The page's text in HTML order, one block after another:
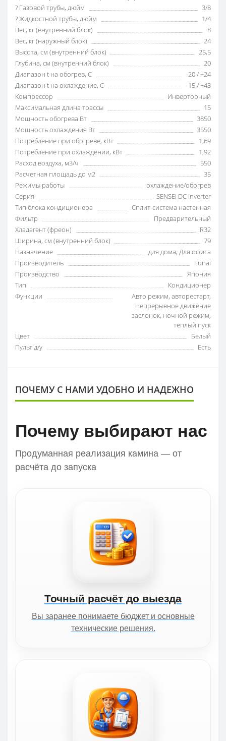
? Газовой трубы, дюйм
3/8
? Жидкостной трубы, дюйм
1/4
Вес, кг (внутренний блок)
8
Вес, кг (наружный блок)
24
Высота, см (внутренний блок)
25,5
Глубина, см (внутренний блок)
20
Диапазон t на обогрев, С
-20 / +24
Диапазон t на охлаждение, С
-15 / +43
Компрессор
Инверторный
Максимальная длина трассы
15
Мощность обогрева Вт
3850
Мощность охлаждения Вт
3550
Потребление при обогреве, кВт
1,69
Потребление при охлаждении, кВт
1,92
Расход воздуха, м3/ч
550
Расчетная площадь до м2
35
Режимы работы
охлаждение/обогрев
Серия
SENSEI DC Inverter
Тип блока кондиционера
Сплит-система настенная
Фильтр
Предварительный
Хладагент (фреон)
R32
Ширина, см (внутренний блок)
79
Назначение
для дома, Для офиса
Производитель
Funai
Производство
Япония
Тип
Кондиционер
Функции
Авто режим, авторестарт,
Непрерывное движение
заслонок, ночной режим,
теплый пуск
Цвет
Белый
Пульт д/у
Есть
ПОЧЕМУ С НАМИ УДОБНО И НАДЕЖНО
Почему выбирают нас
Продуманная реализация камина — от
расчёта до запуска
Точный расчёт до выезда
Вы заранее понимаете бюджет и основные
технические решения.